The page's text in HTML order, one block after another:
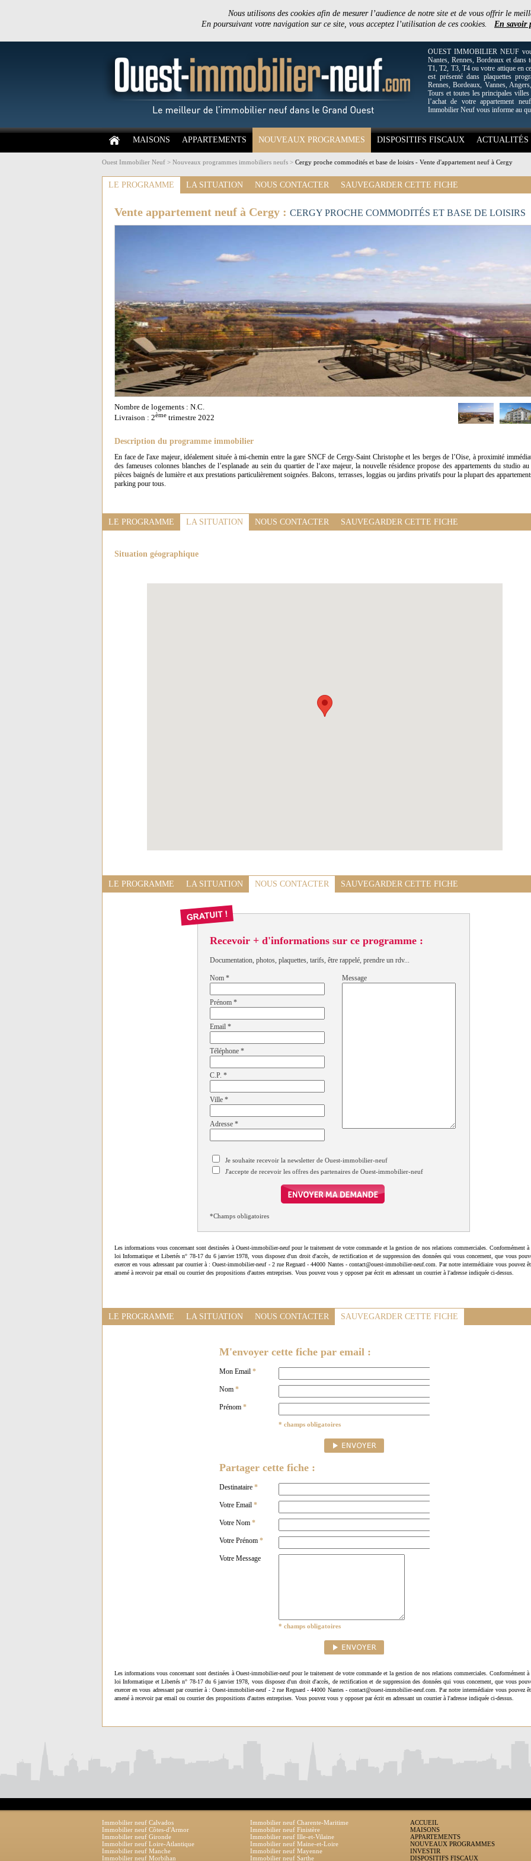
Nous utilisons des cookies afin de mesurer l’audience de notre site et de vous offrir le
En poursuivant votre navigation sur ce site, vous acceptez l’utilisation de ces cookies. En savoir
OUEST IMMOBILIER NEUF
Nantes, Rennes, Bordeaux et
T1, T2, T3, T4 ou votre attique en
est présenté dans plaquettes
Rennes, Bordeaux, Vannes,
Tours et toutes les principales
l’achat de votre appartement
Immobilier Neuf vous informe au
MAISONS APPARTEMENTS NOUVEAUX PROGRAMMES DISPOSITIFS FISCAUX ACTUALITÉS
Ouest Immobilier Neuf > Nouveaux programmes immobiliers neufs > Cergy proche commodités et base de loisirs - Vente d'appartement neuf à Cergy
LE PROGRAMME LA SITUATION NOUS CONTACTER SAUVEGARDER CETTE FICHE
Vente appartement neuf à Cergy : CERGY PROCHE COMMODITÉS ET BASE DE LOISIRS
Nombre de logements : N.C.
Livraison : 2ème trimestre 2022
Description du programme immobilier
En face de l'axe majeur, idéalement située à mi-chemin entre la gare SNCF de Cergy-Saint Christophe et les berges de l’Oise, à proximité
des fameuses colonnes blanches de l’esplanade au sein du quartier de l‘axe majeur, la nouvelle résidence propose des appartements du studio
pièces baignés de lumière et aux prestations particulièrement soignées. Balcons, terrasses, loggias ou jardins privatifs pour la plupart des
parking pour tous.
LE PROGRAMME LA SITUATION NOUS CONTACTER SAUVEGARDER CETTE FICHE
Situation géographique
LE PROGRAMME LA SITUATION NOUS CONTACTER SAUVEGARDER CETTE FICHE
Recevoir + d'informations sur ce programme :
Documentation, photos, plaquettes, tarifs, être rappelé, prendre un rdv...
Nom *
Prénom *
Email *
Téléphone *
C.P. *
Ville *
Adresse *
Message
Je souhaite recevoir la newsletter de Ouest-immobilier-neuf
J'accepte de recevoir les offres des partenaires de Ouest-immobilier-neuf
*Champs obligatoires
Les informations vous concernant sont destinées à Ouest-immobilier-neuf pour le traitement de votre commande et la gestion de nos relations commerciales. Conformément à
loi Informatique et Libertés n° 78-17 du 6 janvier 1978, vous disposez d'un droit d'accès, de rectification et de suppression des données qui vous concernent, que vous
exercer en vous adressant par courrier à : Ouest-immobilier-neuf - 2 rue Regnard - 44000 Nantes - contact@ouest-immobilier-neuf.com. Par notre intermédiaire vous pouvez
amené à recevoir par email ou courrier des propositions d'autres entreprises. Vous pouvez vous y opposer par écrit en adressant un courrier à l'adresse indiquée ci-dessus.
LE PROGRAMME LA SITUATION NOUS CONTACTER SAUVEGARDER CETTE FICHE
M'envoyer cette fiche par email :
Mon Email *
Nom *
Prénom *
* champs obligatoires
Partager cette fiche :
Destinataire *
Votre Email *
Votre Nom *
Votre Prénom *
Votre Message
* champs obligatoires
Les informations vous concernant sont destinées à Ouest-immobilier-neuf pour le traitement de votre commande et la gestion de nos relations commerciales. Conformément à
loi Informatique et Libertés n° 78-17 du 6 janvier 1978, vous disposez d'un droit d'accès, de rectification et de suppression des données qui vous concernent, que vous
exercer en vous adressant par courrier à : Ouest-immobilier-neuf - 2 rue Regnard - 44000 Nantes - contact@ouest-immobilier-neuf.com. Par notre intermédiaire vous pouvez
amené à recevoir par email ou courrier des propositions d'autres entreprises. Vous pouvez vous y opposer par écrit en adressant un courrier à l'adresse indiquée ci-dessus.
Immobilier neuf Calvados
Immobilier neuf Charente-Maritime
Immobilier neuf Côtes-d'Armor
Immobilier neuf Finistère
Immobilier neuf Gironde
Immobilier neuf Ille-et-Vilaine
Immobilier neuf Loire-Atlantique
Immobilier neuf Maine-et-Loire
Immobilier neuf Manche
Immobilier neuf Mayenne
Immobilier neuf Morbihan
Immobilier neuf Sarthe
ACCUEIL
MAISONS
APPARTEMENTS
NOUVEAUX PROGRAMMES
INVESTIR
DISPOSITIFS FISCAUX